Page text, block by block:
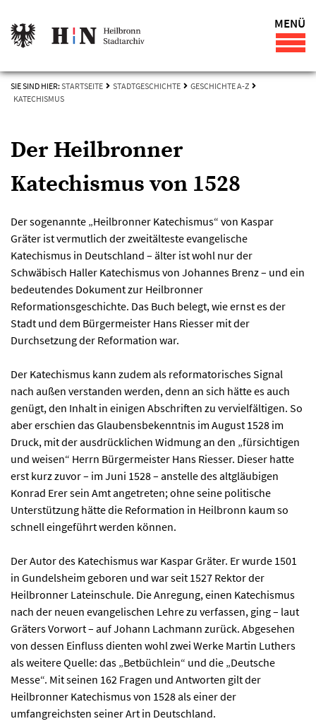
MENÜ
SIE SIND HIER: STARTSEITE STADTGESCHICHTE
GESCHICHTE A-Z
KATECHISMUS
Der Heilbronner
Katechismus von 1528
Der sogenannte „Heilbronner Katechismus“ von Kaspar
Gräter ist vermutlich der zweitälteste evangelische
Katechismus in Deutschland – älter ist wohl nur der
Schwäbisch Haller Katechismus von Johannes Brenz – und ein
bedeutendes Dokument zur Heilbronner
Reformationsgeschichte. Das Buch belegt, wie ernst es der
Stadt und dem Bürgermeister Hans Riesser mit der
Durchsetzung der Reformation war.
Der Katechismus kann zudem als reformatorisches Signal
nach außen verstanden werden, denn an sich hätte es auch
genügt, den Inhalt in einigen Abschriften zu vervielfältigen. So
aber erschien das Glaubensbekenntnis im August 1528 im
Druck, mit der ausdrücklichen Widmung an den „fürsichtigen
und weisen“ Herrn Bürgermeister Hans Riesser. Dieser hatte
erst kurz zuvor – im Juni 1528 – anstelle des altgläubigen
Konrad Erer sein Amt angetreten; ohne seine politische
Unterstützung hätte die Reformation in Heilbronn kaum so
schnell eingeführt werden können.
Der Autor des Katechismus war Kaspar Gräter. Er wurde 1501
in Gundelsheim geboren und war seit 1527 Rektor der
Heilbronner Lateinschule. Die Anregung, einen Katechismus
nach der neuen evangelischen Lehre zu verfassen, ging – laut
Gräters Vorwort – auf Johann Lachmann zurück. Abgesehen
von dessen Einfluss dienten wohl zwei Werke Martin Luthers
als weitere Quelle: das „Betbüchlein“ und die „Deutsche
Messe“. Mit seinen 162 Fragen und Antworten gilt der
Heilbronner Katechismus von 1528 als einer der
umfangreichsten seiner Art in Deutschland.